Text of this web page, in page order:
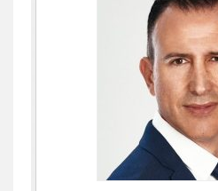
לבן מעצרים
שינו-אמיתי
דין לענייני אסירים פשיעה
וחקירות